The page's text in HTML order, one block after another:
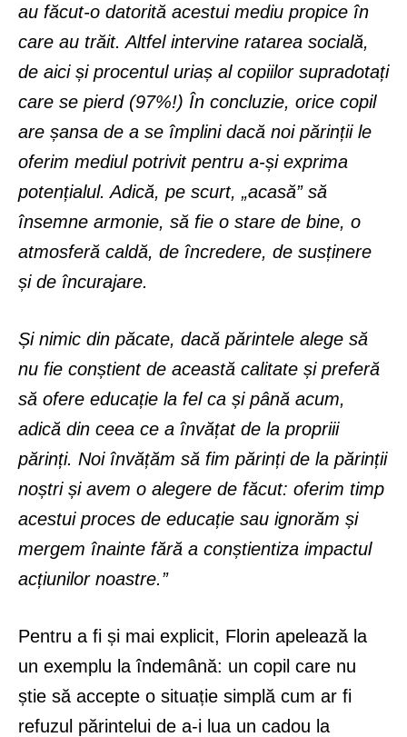
au făcut-o datorită acestui mediu propice în
care au trăit. Altfel intervine ratarea socială,
de aici și procentul uriaș al copiilor supradotați
care se pierd (97%!) În concluzie, orice copil
are șansa de a se împlini dacă noi părinții le
oferim mediul potrivit pentru a-și exprima
potențialul. Adică, pe scurt, „acasă” să
însemne armonie, să fie o stare de bine, o
atmosferă caldă, de încredere, de susținere
și de încurajare.
Și nimic din păcate, dacă părintele alege să
nu fie conștient de această calitate și preferă
să ofere educație la fel ca și până acum,
adică din ceea ce a învățat de la propriii
părinți. Noi învățăm să fim părinți de la părinții
noștri și avem o alegere de făcut: oferim timp
acestui proces de educație sau ignorăm și
mergem înainte fără a conștientiza impactul
acțiunilor noastre.”
Pentru a fi și mai explicit, Florin apelează la
un exemplu la îndemână: un copil care nu
știe să accepte o situație simplă cum ar fi
refuzul părintelui de a-i lua un cadou la